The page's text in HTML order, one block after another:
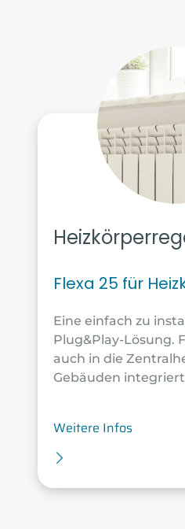
Flexa 25 für
Eine einfach zu
Plug&Play-Lösung.
auch in die
Gebäuden
Weitere Infos